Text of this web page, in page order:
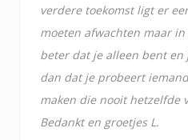
verdere toekomst ligt er
moeten afwachten maar
beter dat je alleen bent en
dan dat je probeert
maken die nooit hetzelfde
Bedankt en groetjes L.